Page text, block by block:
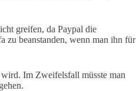
greifen, da Paypal die
zu beanstanden, wenn man ihn für
Im Zweifelsfall müsste man